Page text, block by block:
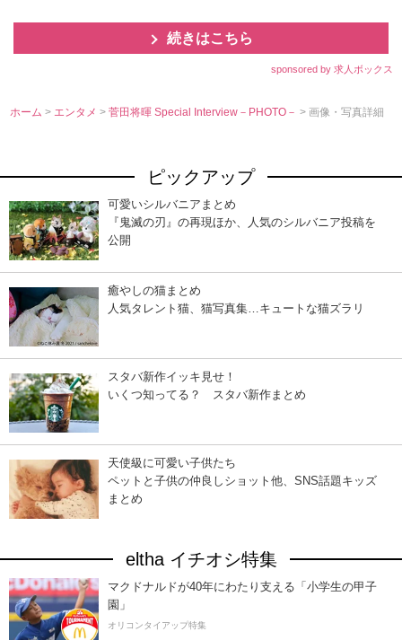
続きはこちら
sponsored by 求人ボックス
ホーム > エンタメ>菅田将暉 Special Interview－PHOTO－> 画像・写真詳細
ピックアップ
可愛いシルバニアまとめ
『鬼滅の刃』の再現ほか、人気のシルバニア投稿を
公開
癒やしの猫まとめ
人気タレント猫、猫写真集…キュートな猫ズラリ
スタバ新作イッキ見せ！
いくつ知ってる？ スタバ新作まとめ
天使級に可愛い子供たち
ペットと子供の仲良しショット他、SNS話題キッズ
まとめ
eltha イチオシ特集
マクドナルドが40年にわたり支える「小学生の甲子
園」
オリコンタイアップ特集